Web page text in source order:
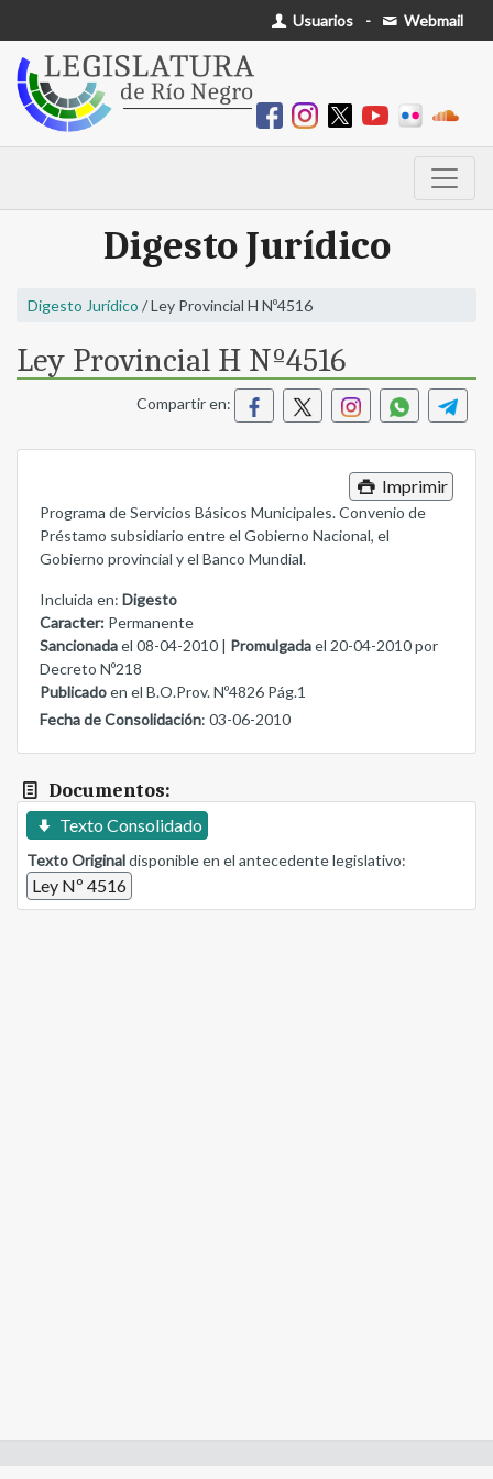
Usuarios - Webmail
Digesto Jurídico
Digesto Jurídico / Ley Provincial H Nº4516
Ley Provincial H Nº4516
Compartir en:
Imprimir
Programa de Servicios Básicos Municipales. Convenio de
Préstamo subsidiario entre el Gobierno Nacional, el
Gobierno provincial y el Banco Mundial.
Incluida en: Digesto
Caracter: Permanente
Sancionadael 08-04-2010 | Promulgadael 20-04-2010 por
Decreto Nº218
Publicadoen el B.O.Prov. Nº4826 Pág.1
Fecha de Consolidación: 03-06-2010
Documentos:
Texto Consolidado
Texto Originaldisponible en el antecedente legislativo:
Ley Nº 4516